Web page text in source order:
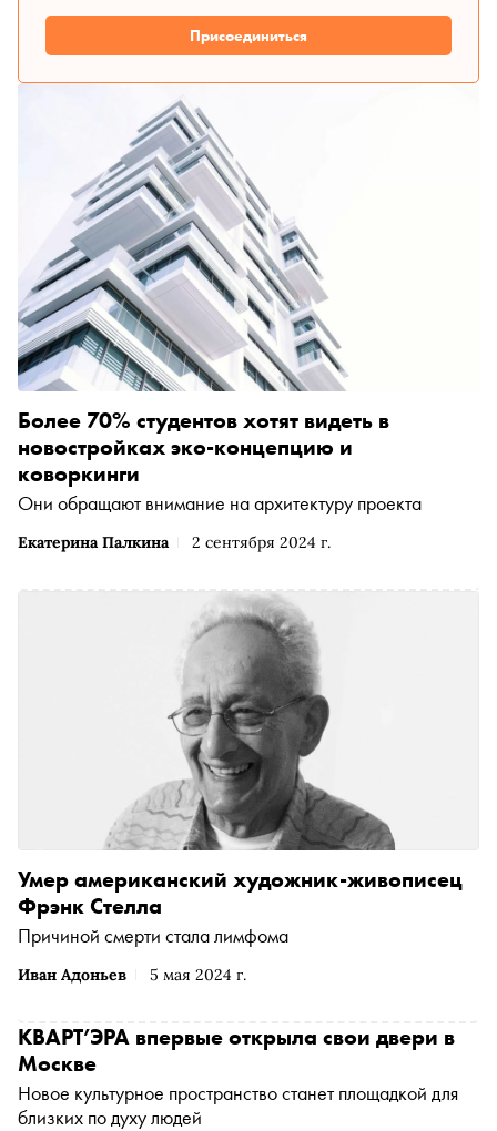
Присоединиться
Екатерина Палкина 2 сентября 2024 г.
Более 70% студентов хотят видеть в
новостройках эко-концепцию и
коворкинги
Они обращают внимание на архитектуру проекта
Иван Адоньев 5 мая 2024 г.
Умер американский художник-живописец
Фрэнк Стелла
Причиной смерти стала лимфома
КВАРТ’ЭРА впервые открыла свои двери в
Москве
Новое культурное пространство станет площадкой для
близких по духу людей